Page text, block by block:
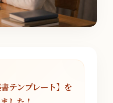
テンプレート】を